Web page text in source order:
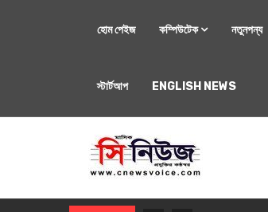
হোম পেইজ কম্পিউটেক নতুনপন্য
স্টার্টআপ ENGLISH NEWS